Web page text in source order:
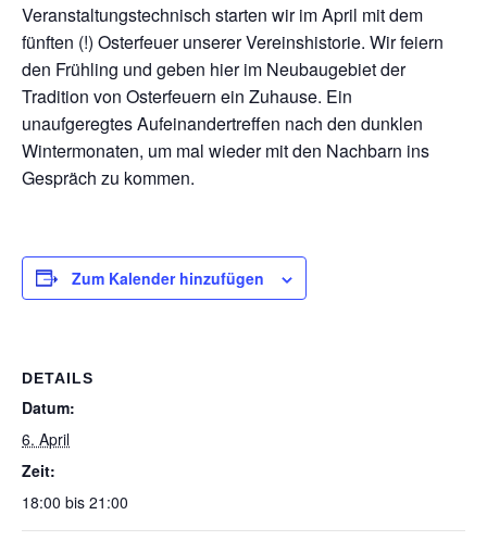
Veranstaltungstechnisch starten wir im April mit dem
fünften (!) Osterfeuer unserer Vereinshistorie. Wir feiern
den Frühling und geben hier im Neubaugebiet der
Tradition von Osterfeuern ein Zuhause. Ein
unaufgeregtes Aufeinandertreffen nach den dunklen
Wintermonaten, um mal wieder mit den Nachbarn ins
Gespräch zu kommen.
Zum Kalender hinzufügen
DETAILS
Datum:
6. April
Zeit:
18:00 bis 21:00